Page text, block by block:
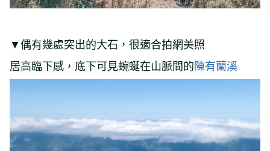
▼偶有幾處突出的大石，很適合拍網美照
居高臨下感，底下可見蜿蜒在山脈間的陳有蘭溪